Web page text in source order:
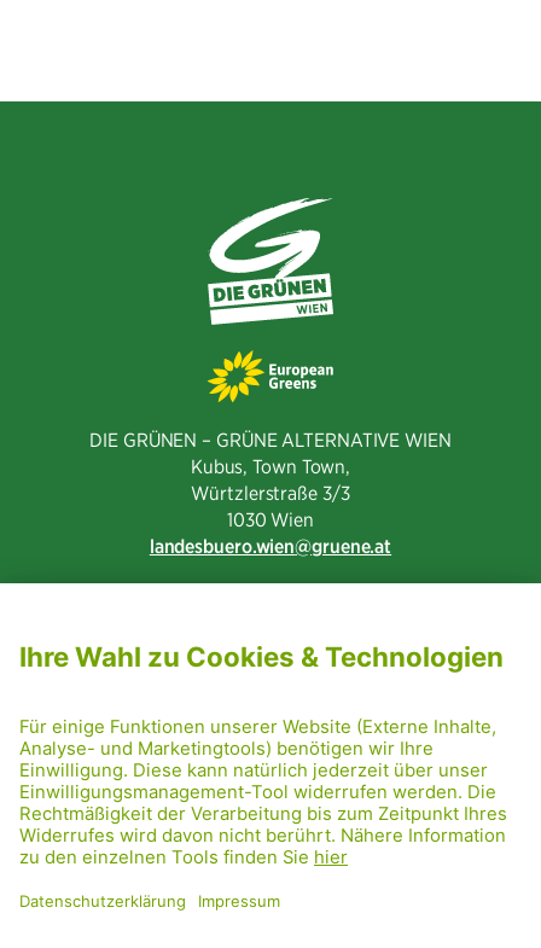
DIE GRÜNEN – GRÜNE ALTERNATIVE WIEN
Kubus, Town Town,
Würtzlerstraße 3/3​
1030 Wien
landesbuero.wien
gruene.at
PRESSE
GRÜNE RADRETTUNG
FRIDAY NIGHTSKATING
NETIQUETTE
DATENSCHUTZ